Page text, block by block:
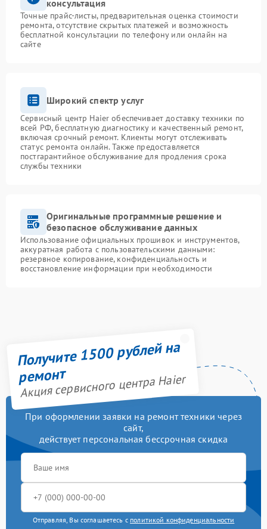
консультация
Точные прайс-листы, предварительная оценка стоимости
ремонта, отсутствие скрытых платежей и возможность
бесплатной консультации по телефону или онлайн на
сайте
Широкий спектр услуг
Сервисный центр Haier обеспечивает доставку техники по
всей РФ, бесплатную диагностику и качественный ремонт,
включая срочный ремонт. Клиенты могут отслеживать
статус ремонта онлайн. Также предоставляется
постгарантийное обслуживание для продления срока
службы техники
Оригинальные программные решение и
безопасное обслуживание данных
Использование официальных прошивок и инструментов,
аккуратная работа с пользовательскими данными:
резервное копирование, конфиденциальность и
восстановление информации при необходимости
Получите 1500 рублей на
ремонт
Акция сервисного центра Haier
При оформлении заявки на ремонт техники через
сайт,
действует персональная бессрочная скидка
Отправляя, Вы соглашаетесь с политикой конфиденциальности